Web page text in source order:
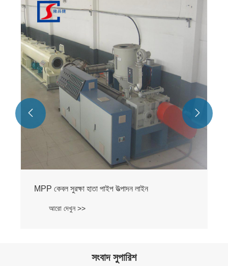
MPP কেবল সুরক্ষা হাতা পাইপ উত্পাদন লাইন
আরো দেখুন >>
 
সংবাদ সুপারিশ